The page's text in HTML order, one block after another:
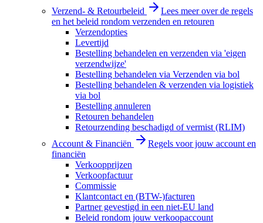
Verzend- & Retourbeleid
Lees meer over de regels
en het beleid rondom verzenden en retouren
Verzendopties
Levertijd
Bestelling behandelen en verzenden via 'eigen
verzendwijze'
Bestelling behandelen via Verzenden via bol
Bestelling behandelen & verzenden via logistiek
via bol
Bestelling annuleren
Retouren behandelen
Retourzending beschadigd of vermist (RLIM)
Account & Financiën
Regels voor jouw account en
financiën
Verkoopprijzen
Verkoopfactuur
Commissie
Klantcontact en (BTW-)facturen
Partner gevestigd in een niet-EU land
Beleid rondom jouw verkoopaccount